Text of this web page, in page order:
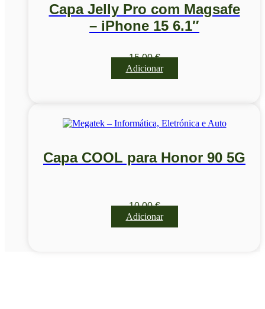
Capa Jelly Pro com Magsafe
– iPhone 15 6.1″
15,00€
Adicionar
Capa COOL para Honor 90 5G
10,00€
Adicionar